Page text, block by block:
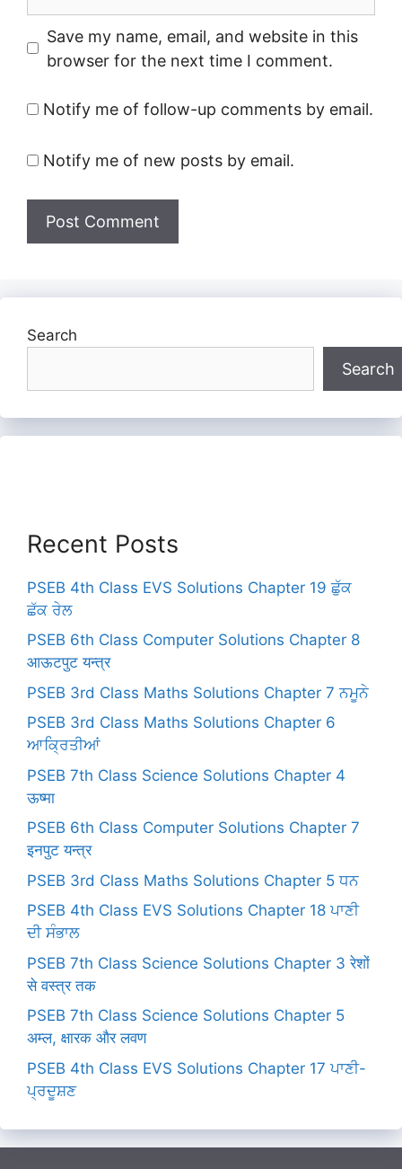
Save my name, email, and website in this
browser for the next time I comment.
Notify me of follow-up comments by email.
Notify me of new posts by email.
Search
Search
Recent Posts
PSEB 4th Class EVS Solutions Chapter 19 ਛੁੱਕ
ਛੱਕ ਰੇਲ
PSEB 6th Class Computer Solutions Chapter 8
आऊटपुट यन्त्र
PSEB 3rd Class Maths Solutions Chapter 7 ਨਮੂਨੇ
PSEB 3rd Class Maths Solutions Chapter 6
ਆਕ੍ਰਿਤੀਆਂ
PSEB 7th Class Science Solutions Chapter 4
ऊष्मा
PSEB 6th Class Computer Solutions Chapter 7
इनपुट यन्त्र
PSEB 3rd Class Maths Solutions Chapter 5 ਧਨ
PSEB 4th Class EVS Solutions Chapter 18 ਪਾਣੀ
ਦੀ ਸੰਭਾਲ
PSEB 7th Class Science Solutions Chapter 3 रेशों
से वस्त्र तक
PSEB 7th Class Science Solutions Chapter 5
अम्ल, क्षारक और लवण
PSEB 4th Class EVS Solutions Chapter 17 ਪਾਣੀ-
ਪ੍ਰਦੂਸ਼ਣ